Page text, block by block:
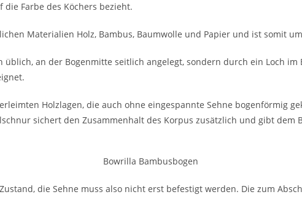
Farbe des Köchers bezieht.
Materialien Holz, Bambus, Baumwolle und Papier und ist somit
üblich, an der Bogenmitte seitlich angelegt, sondern durch ein Loch
Holzlagen, die auch ohne eingespannte Sehne bogenförmig
sichert den Zusammenhalt des Korpus zusätzlich und gibt dem
die Sehne muss also nicht erst befestigt werden. Die zum